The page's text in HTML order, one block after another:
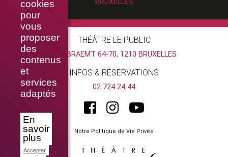
cookies
pour
vous
proposer
des
contenus
et
services
adaptés
En
savoir
plus
Accepter
THÉÂTRE LE PUBLIC
RUE BRAEMT 64-70, 1210 BRUXELLES
INFOS & RÉSERVATIONS
02 724 24 44
Notre Politique de Vie Privée